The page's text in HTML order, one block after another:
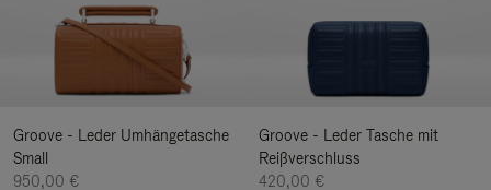
Groove - Leder Umhängetasche
Small
950,00 €
Groove - Leder Tasche mit
Reißverschluss
420,00 €